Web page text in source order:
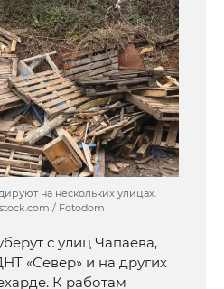
на нескольких улицах.
/ Fotodom
с улиц Чапаева,
«Север» и на других
К работам